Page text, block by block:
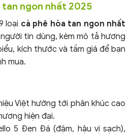
tan ngon nhất 2025
loại cà phê hòa tan ngon nhất
tin dùng, kèm mô tả hương
kích thước và tầm giá để bạn
mua.
Việt hướng tới phân khúc cao
hiện đại.
5 Đen Đá (đậm, hậu vị sạch),